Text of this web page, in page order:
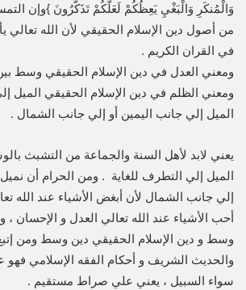
وَالْمُنكَرِ وَالْبَغْيِ يَعِظُكُمْ لَعَلَّكُمْ تَذَكَّرُونَ }وإن
من أصول دين الإسلام الحقيقي لأن الله تعالي
في القران الكريم .
ومعني العدل في دين الإسلام الحقيقي وسط
ومعني الظلم في دين الإسلام الحقيقي الميل
الميل إلي جانب اليمين أو إلي جانب الشمال .
يعني لابد لأهل السنة والجماعة من التشبث
الميل إلي التطرف للغاية . ومن الحرام أن
إلي جانب الشمال لأن أبغض الأشياء عند الله
أحب الأشياء عند الله تعالي العدل و الإحسان ،
وسط و دين الإسلام الحقيقي دين وسط ومن إتبع
والحديث الشريف و أحكام الفقه الإسلامي
سواء السبيل ، يعني علي صراط مستقيم .